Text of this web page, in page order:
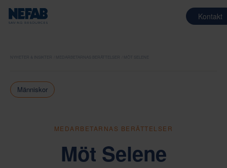
Kontakt
MEDARBETARNAS BERÄTTELSER MÖT SELENE
Människor
MEDARBETARNAS BERÄTTELSER
Möt Selene